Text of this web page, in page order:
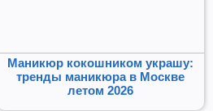
Маникюр кокошником украшу:
тренды маникюра в Москве
летом 2026